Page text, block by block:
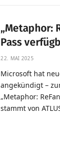
„Metaphor:
Pass
22. MAI 2025
Microsoft hat
angekündigt –
„Metaphor:
stammt von